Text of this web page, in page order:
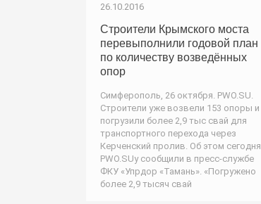
26.10.2016
Строители Крымского моста
перевыполнили годовой план
по количеству возведённых
опор
Симферополь, 26 октября. PWO.SU.
Строители уже возвели 153 опоры и
погрузили более 2,9 тыс свай для
транспортного перехода через
Керченский пролив. Об этом сегодня
PWO.SUу сообщили в пресс-службе
ФКУ «Упрдор «Тамань». «Погружено
более 2,9 тысяч свай